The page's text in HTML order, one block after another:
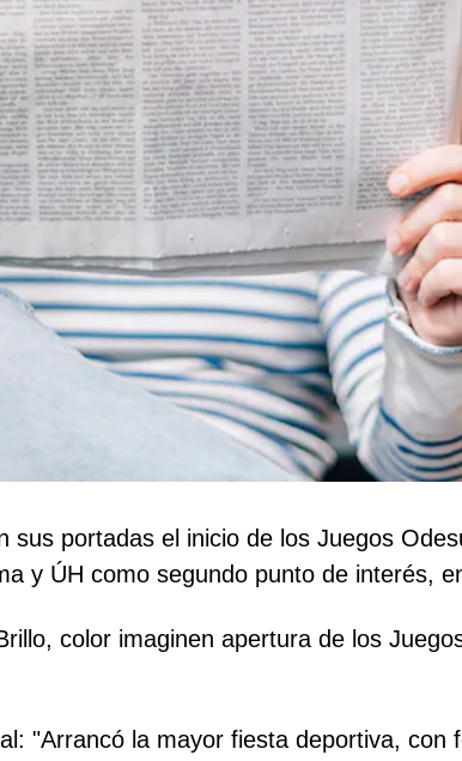
portadas el inicio de los Juegos
y ÚH como segundo punto de interés,
color imaginen apertura de los
"Arrancó la mayor fiesta deportiva,